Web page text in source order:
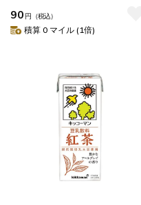
90 円 （税込）
積算 0 マイル (1倍)